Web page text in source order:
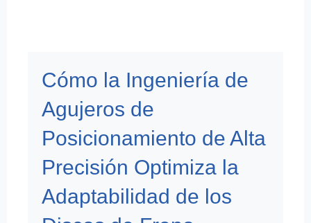
Cómo la Ingeniería de
Agujeros de
Posicionamiento de Alta
Precisión Optimiza la
Adaptabilidad de los